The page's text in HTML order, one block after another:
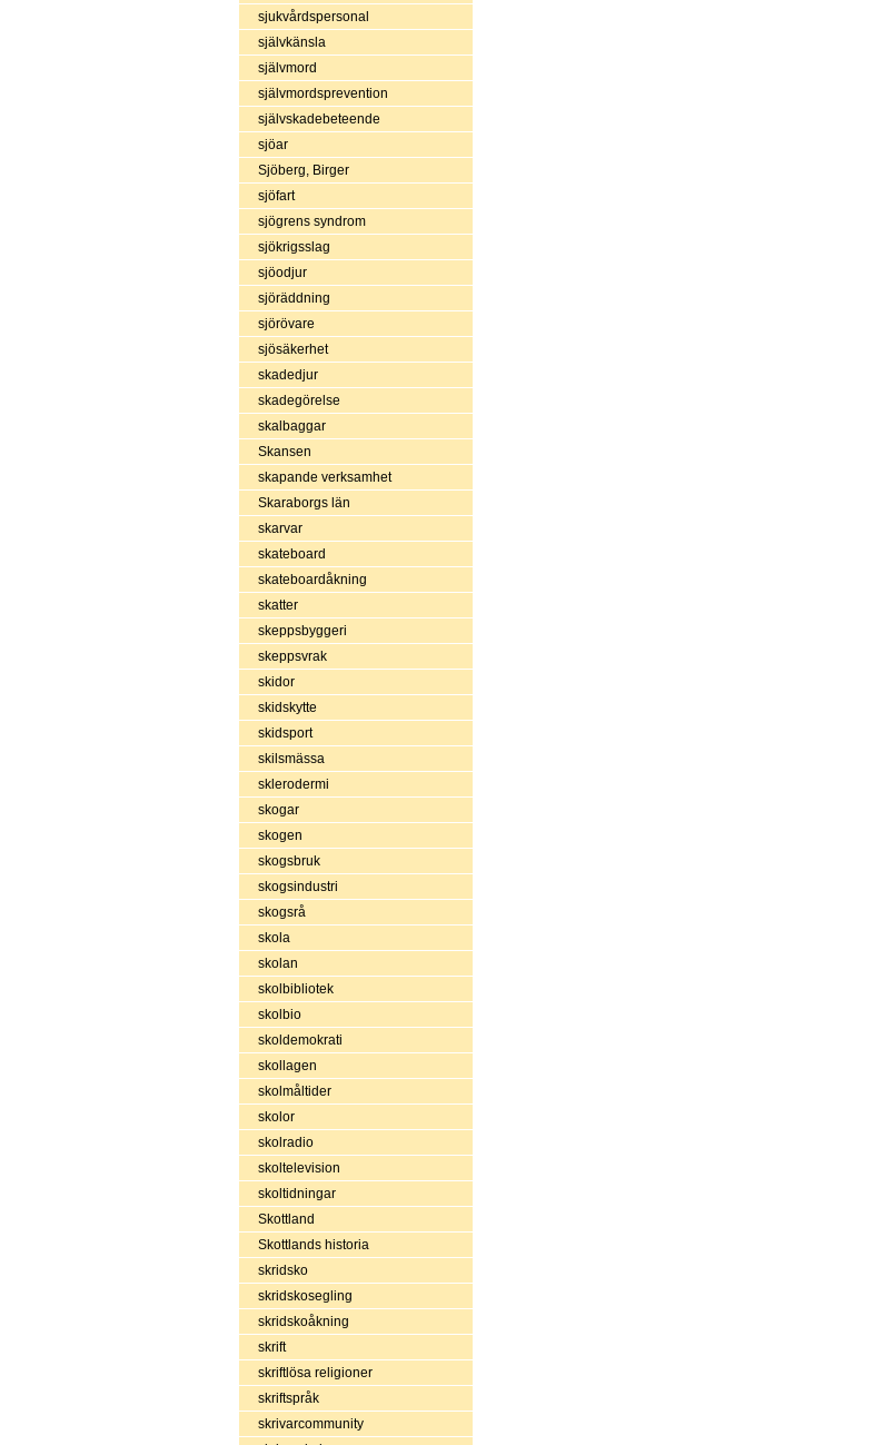
sjukvårdspersonal
självkänsla
självmord
självmordsprevention
självskadebeteende
sjöar
Sjöberg, Birger
sjöfart
sjögrens syndrom
sjökrigsslag
sjöodjur
sjöräddning
sjörövare
sjösäkerhet
skadedjur
skadegörelse
skalbaggar
Skansen
skapande verksamhet
Skaraborgs län
skarvar
skateboard
skateboardåkning
skatter
skeppsbyggeri
skeppsvrak
skidor
skidskytte
skidsport
skilsmässa
sklerodermi
skogar
skogen
skogsbruk
skogsindustri
skogsrå
skola
skolan
skolbibliotek
skolbio
skoldemokrati
skollagen
skolmåltider
skolor
skolradio
skoltelevision
skoltidningar
Skottland
Skottlands historia
skridsko
skridskosegling
skridskoåkning
skrift
skriftlösa religioner
skriftspråk
skrivarcommunity